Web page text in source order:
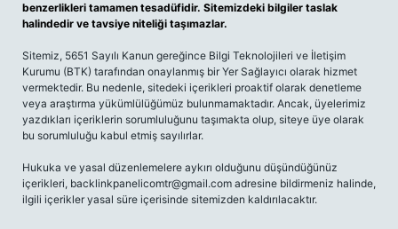
benzerlikleri tamamen tesadüfidir. Sitemizdeki bilgiler taslak
halindedir ve tavsiye niteliği taşımazlar.
Sitemiz, 5651 Sayılı Kanun gereğince Bilgi Teknolojileri ve İletişim
Kurumu (BTK) tarafından onaylanmış bir Yer Sağlayıcı olarak hizmet
vermektedir. Bu nedenle, sitedeki içerikleri proaktif olarak denetleme
veya araştırma yükümlülüğümüz bulunmamaktadır. Ancak, üyelerimiz
yazdıkları içeriklerin sorumluluğunu taşımakta olup, siteye üye olarak
bu sorumluluğu kabul etmiş sayılırlar.
Hukuka ve yasal düzenlemelere aykırı olduğunu düşündüğünüz
içerikleri, backlinkpanelicomtr@gmail.com adresine bildirmeniz halinde,
ilgili içerikler yasal süre içerisinde sitemizden kaldırılacaktır.